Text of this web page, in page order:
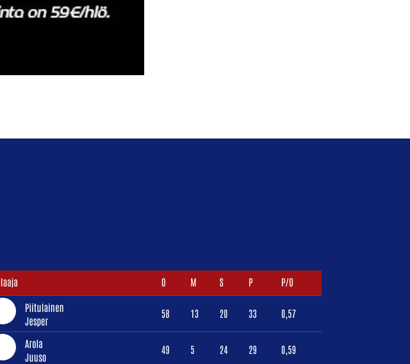
O M S P P/O
Piitulainen
Jesper
58 13 20 33 0,57
Arola
Juuso
49 5 24 29 0,59